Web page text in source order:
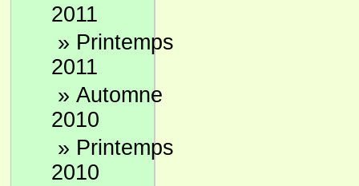
2011
» Printemps
2011
» Automne
2010
» Printemps
2010